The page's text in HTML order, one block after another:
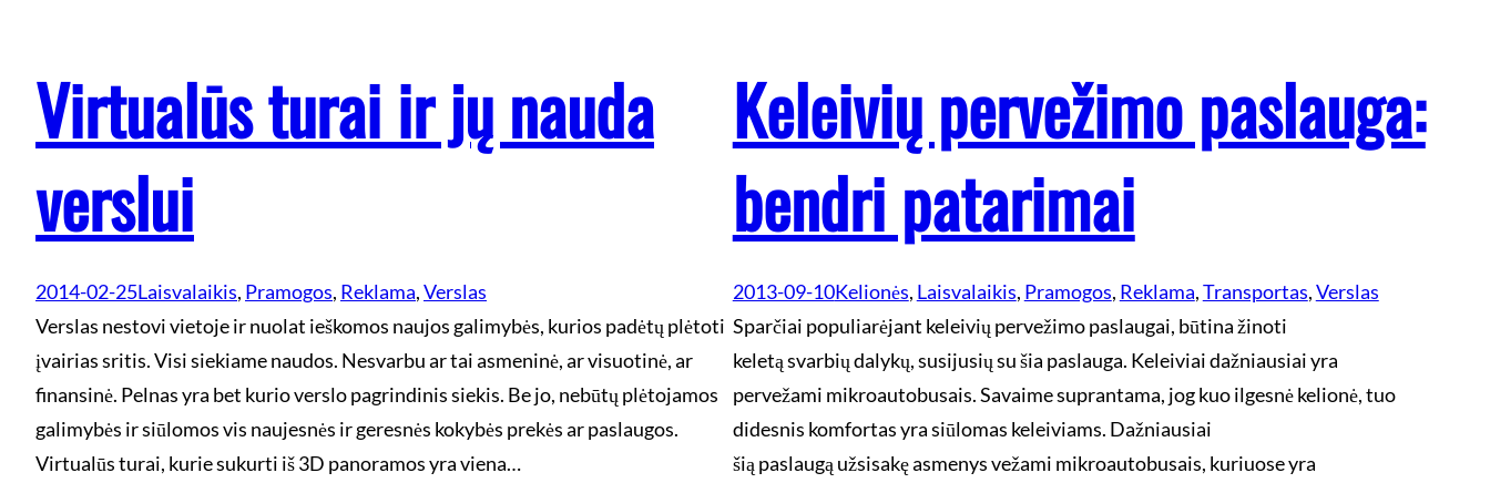
Virtualūs turai ir jų nauda
verslui
2014-02-25Laisvalaikis, Pramogos, Reklama, Verslas
Verslas nestovi vietoje ir nuolat ieškomos naujos galimybės, kurios padėtų plėtoti
įvairias sritis. Visi siekiame naudos. Nesvarbu ar tai asmeninė, ar visuotinė, ar
finansinė. Pelnas yra bet kurio verslo pagrindinis siekis. Be jo, nebūtų plėtojamos
galimybės ir siūlomos vis naujesnės ir geresnės kokybės prekės ar paslaugos.
Virtualūs turai, kurie sukurti iš 3D panoramos yra viena…
Keleivių pervežimo paslauga:
bendri patarimai
2013-09-10Kelionės, Laisvalaikis, Pramogos, Reklama, Transportas, Verslas
Sparčiai populiarėjant keleivių pervežimo paslaugai, būtina žinoti
keletą svarbių dalykų, susijusių su šia paslauga. Keleiviai dažniausiai yra
pervežami mikroautobusais. Savaime suprantama, jog kuo ilgesnė kelionė, tuo
didesnis komfortas yra siūlomas keleiviams. Dažniausiai
šią paslaugą užsisakę asmenys vežami mikroautobusais, kuriuose yra